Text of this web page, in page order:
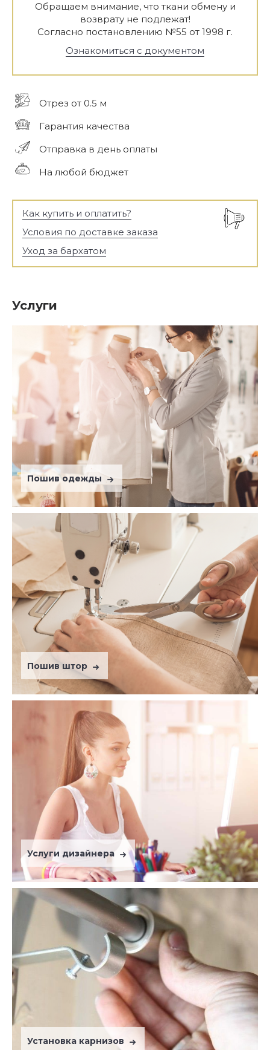
Обращаем внимание, что ткани обмену и
возврату не подлежат!
Согласно постановлению №55 от 1998 г.
Ознакомиться с документом
Отрез от 0.5 м
Гарантия качества
Отправка в день оплаты
На любой бюджет
Как купить и оплатить?
Условия по доставке заказа
Уход за бархатом
Услуги
Пошив одежды
Пошив штор
Услуги дизайнера
Установка карнизов